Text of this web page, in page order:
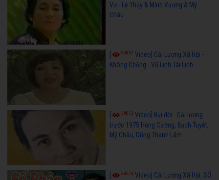
Vơ - Lệ Thủy & Minh Vương & Mỹ
Châu
50837 Video] Cải Lương Xã Hội -
Không Chồng - Vũ Linh Tài Linh
36012 Video] Bụi đời - Cải lương
trước 1975 Hùng Cường, Bạch Tuyết,
Mỹ Châu, Dũng Thanh Lâm
34574 Video] Cải Lương Xã Hội: SỐ